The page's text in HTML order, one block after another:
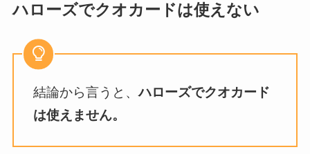
ハローズでクオカードは使えない
結論から言うと、ハローズでクオカード
は使えません。